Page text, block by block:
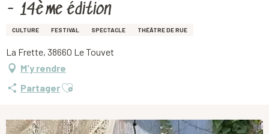
- 14ème édition
CULTURE FESTIVAL SPECTACLE THÉÂTRE DE RUE
La Frette, 38660 Le Touvet
M'y rendre
PartagerAjouter aux favoris